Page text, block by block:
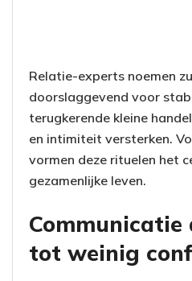
Relatie-experts noemen
doorslaggevend voor
terugkerende kleine
en intimiteit versterken.
vormen deze rituelen het
gezamenlijke leven.
Communicatie
tot weinig